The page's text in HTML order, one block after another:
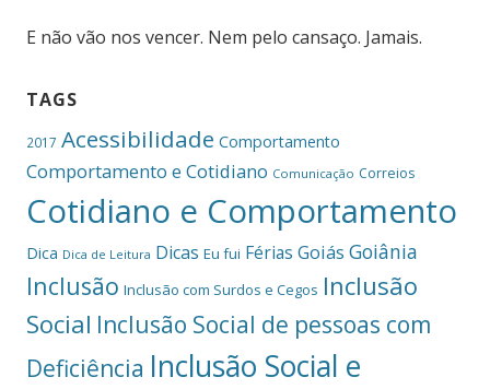
E não vão nos vencer. Nem pelo cansaço. Jamais.
TAGS
2017 Acessibilidade Comportamento
Comportamento e Cotidiano Comunicação Correios
Cotidiano e Comportamento
Dica Dica de Leitura Dicas Eu fui Férias Goiás Goiânia
Inclusão Inclusão com Surdos e Cegos Inclusão
Social Inclusão Social de pessoas com
Deficiência Inclusão Social e